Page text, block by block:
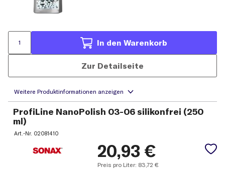
In den Warenkorb
Zur Detailseite
ProfiLine NanoPolish 03-06 silikonfrei (250
ml)
Art.-Nr. 02081410
20,93 €
Preis pro Liter: 83,72 €